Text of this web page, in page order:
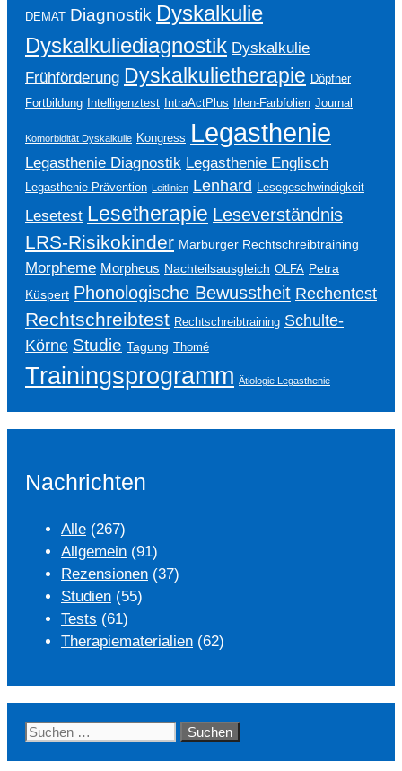
DEMAT Diagnostik Dyskalkulie
Dyskalkuliediagnostik Dyskalkulie
Frühförderung Dyskalkulietherapie Döpfner
Fortbildung
Intelligenztest IntraActPlus Irlen-Farbfolien Journal
Komorbidität Dyskalkulie Kongress Legasthenie
Legasthenie Diagnostik Legasthenie Englisch
Legasthenie Prävention Leitlinien Lenhard Lesegeschwindigkeit
Lesetest Lesetherapie Leseverständnis
LRS-Risikokinder Marburger Rechtschreibtraining
Morpheme Morpheus Nachteilsausgleich OLFA Petra
Küspert Phonologische Bewusstheit Rechentest
Rechtschreibtest Rechtschreibtraining Schulte-
Körne Studie Tagung Thomé
Trainingsprogramm Ätiologie Legasthenie
Nachrichten
Alle (267)
Allgemein (91)
Rezensionen (37)
Studien (55)
Tests (61)
Therapiematerialien (62)
Suchen